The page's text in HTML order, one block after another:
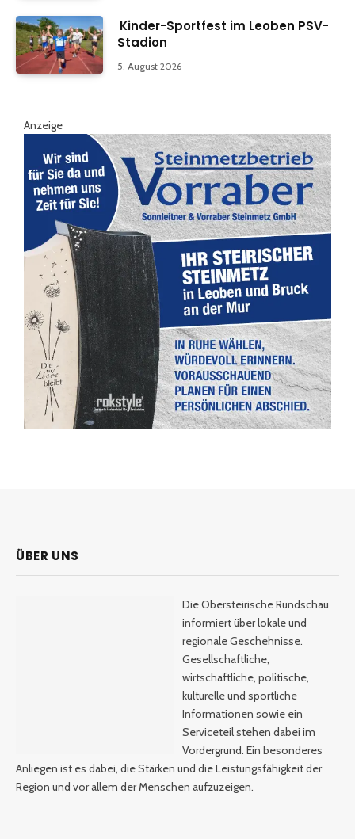
Kinder-Sportfest im Leoben PSV-
Stadion
5. August 2026
Anzeige
ÜBER UNS
Die Obersteirische Rundschau
informiert über lokale und
regionale Geschehnisse.
Gesellschaftliche,
wirtschaftliche, politische,
kulturelle und sportliche
Informationen sowie ein
Serviceteil stehen dabei im
Vordergrund. Ein besonderes
Anliegen ist es dabei, die Stärken und die Leistungsfähigkeit der
Region und vor allem der Menschen aufzuzeigen.